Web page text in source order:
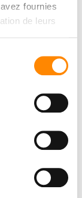
fournies
de leurs